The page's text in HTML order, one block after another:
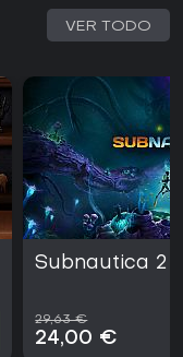
VER TODO
Subnautica 2
29,63 €
24,00 €